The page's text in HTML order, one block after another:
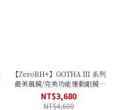
【ZeroRH+】GOTHA III 系列
最美風鏡/完美功能運動眼鏡 -
消光白
NT$3,680
NT$4,600